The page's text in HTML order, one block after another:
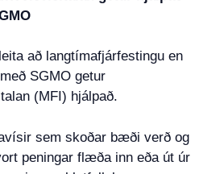
að langtímafjárfestingu en
SGMO getur
(MFI) hjálpað.
sem skoðar bæði verð og
peningar flæða inn eða út úr